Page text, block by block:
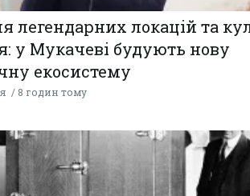
легендарних локацій та
у Мукачеві будують нову
екосистему
8 годин тому